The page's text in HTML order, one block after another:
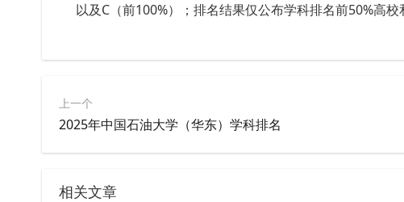
以及C（前100%）；排名结果仅公布学科排名前50%高校
上一个
2025年中国石油大学（华东）学科排名
相关文章